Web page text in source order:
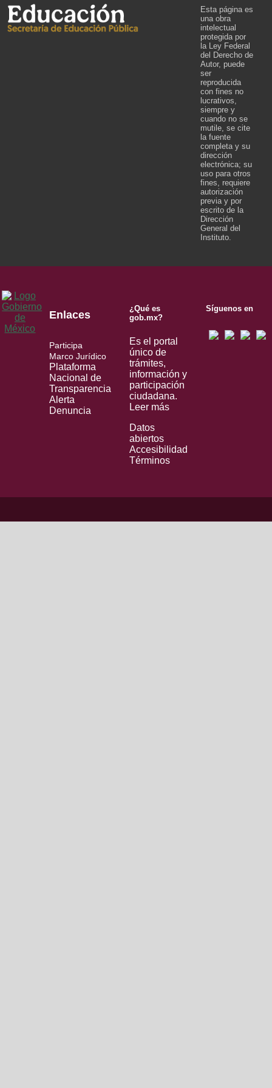
Esta página es
una obra
intelectual
protegida por
la Ley Federal
del Derecho de
Autor, puede
ser
reproducida
con fines no
lucrativos,
siempre y
cuando no se
mutile, se cite
la fuente
completa y su
dirección
electrónica; su
uso para otros
fines, requiere
autorización
previa y por
escrito de la
Dirección
General del
Instituto.
Enlaces
Participa
Marco Jurídico
Plataforma
Nacional de
Transparencia
Alerta
Denuncia
¿Qué es
gob.mx?
Es el portal
único de
trámites,
información y
participación
ciudadana.
Leer más
Datos
abiertos
Accesibilidad
Términos
Síguenos en